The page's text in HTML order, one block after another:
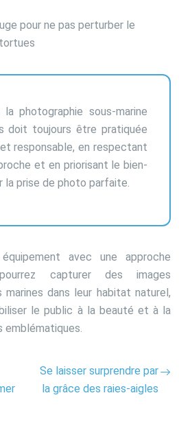
pour ne pas perturber le
la photographie sous-marine
doit toujours être pratiquée
responsable, en respectant
et en priorisant le bien-
la prise de photo parfaite.
avec une approche
capturer des images
dans leur habitat naturel,
le public à la beauté et à la
Se laisser surprendre par
la grâce des raies-aigles